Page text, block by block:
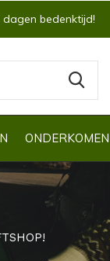
ONDERKOMEN
bedenktijd!